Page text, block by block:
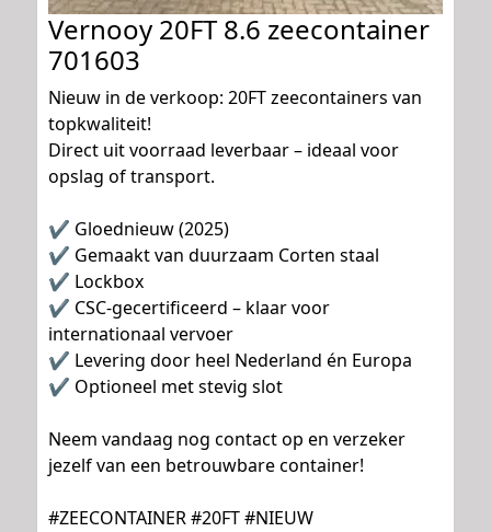
Vernooy 20FT 8.6 zeecontainer
701603
Nieuw in de verkoop: 20FT zeecontainers van
topkwaliteit!
Direct uit voorraad leverbaar – ideaal voor
opslag of transport.
✔ Gloednieuw (2025)
✔ Gemaakt van duurzaam Corten staal
✔ Lockbox
✔ CSC-gecertificeerd – klaar voor
internationaal vervoer
✔ Levering door heel Nederland én Europa
✔ Optioneel met stevig slot
Neem vandaag nog contact op en verzeker
jezelf van een betrouwbare container!
#ZEECONTAINER #20FT #NIEUW